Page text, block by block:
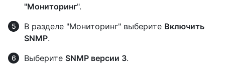
"Мониторинг".
В разделе "Мониторинг" выберите Включить
SNMP.
Выберите SNMP версии 3.